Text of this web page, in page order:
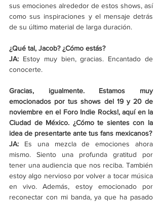
sus emociones alrededor de estos shows, así
como sus inspiraciones y el mensaje detrás
de su último material de larga duración.
¿Qué tal, Jacob? ¿Cómo estás?
JA: Estoy muy bien, gracias. Encantado de
conocerte.
Gracias, igualmente. Estamos muy
emocionados por tus shows del 19 y 20 de
noviembre en el Foro Indie Rocks!, aquí en la
Ciudad de México. ¿Cómo te sientes con la
idea de presentarte ante tus fans mexicanos?
JA: Es una mezcla de emociones ahora
mismo. Siento una profunda gratitud por
tener una audiencia que nos reciba. También
estoy algo nervioso por volver a tocar música
en vivo. Además, estoy emocionado por
reconectar con mi banda, ya que ha pasado